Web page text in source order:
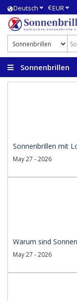
Deutsch €EUR
Sonnenbrillen
Sonnenbrillen mit
May 27 - 2026
Warum sind
May 27 - 2026